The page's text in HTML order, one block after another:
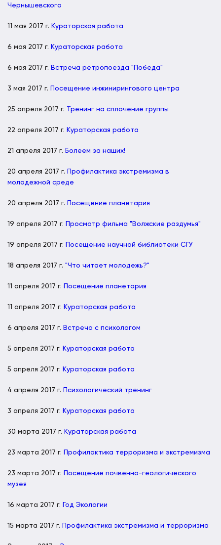
Чернышевского
11 мая 2017 г. Кураторская работа
6 мая 2017 г. Кураторская работа
6 мая 2017 г. Встреча ретропоезда "Победа"
3 мая 2017 г. Посещение инжинирингового центра
25 апреля 2017 г. Тренинг на сплочение группы
22 апреля 2017 г. Кураторская работа
21 апреля 2017 г. Болеем за наших!
20 апреля 2017 г. Профилактика экстремизма в
молодежной среде
20 апреля 2017 г. Посещение планетария
19 апреля 2017 г. Просмотр фильма "Волжские раздумья"
19 апреля 2017 г. Посещение научной библиотеки СГУ
18 апреля 2017 г. "Что читает молодежь?"
11 апреля 2017 г. Посещение планетария
11 апреля 2017 г. Кураторская работа
6 апреля 2017 г. Встреча с психологом
5 апреля 2017 г. Кураторская работа
5 апреля 2017 г. Кураторская работа
4 апреля 2017 г. Психологический тренинг
3 апреля 2017 г. Кураторская работа
30 марта 2017 г. Кураторская работа
23 марта 2017 г. Профилактика терроризма и экстремизма
23 марта 2017 г. Посещение почвенно-геологического
музея
16 марта 2017 г. Год Экологии
15 марта 2017 г. Профилактика экстремизма и терроризма